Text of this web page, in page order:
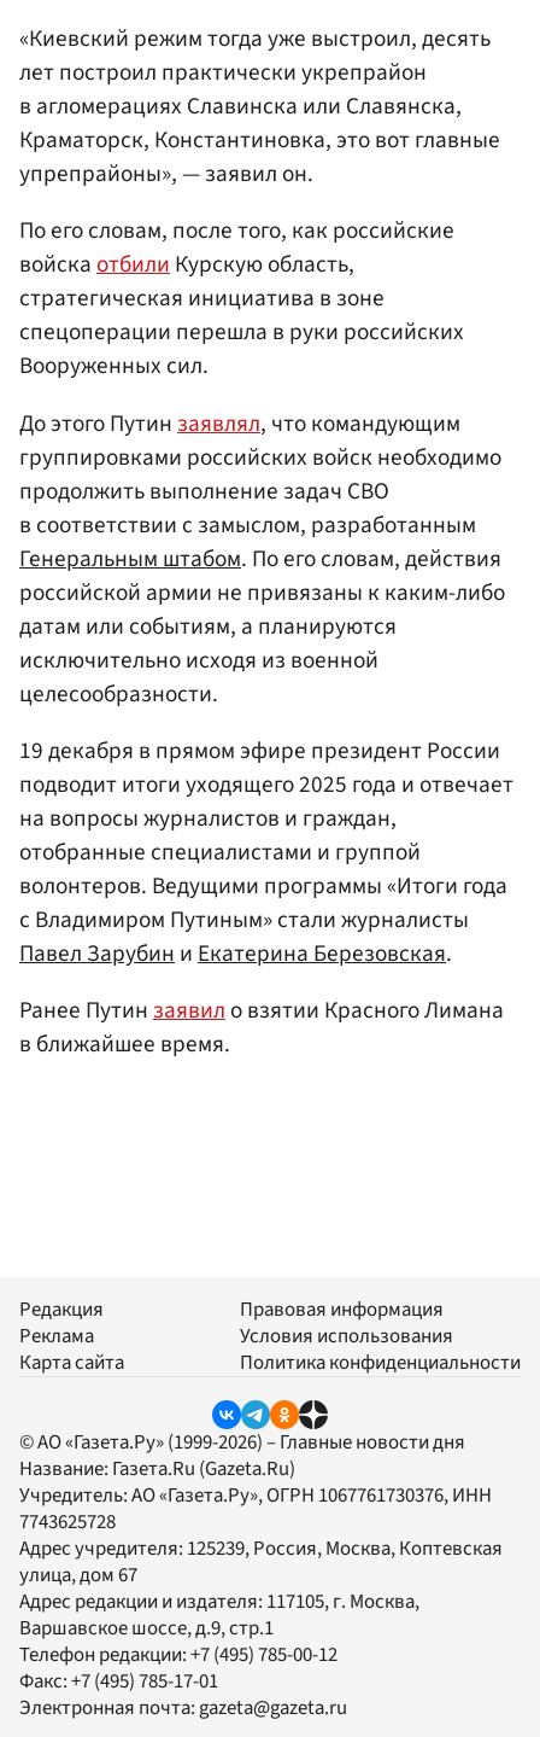
«Киевский режим тогда уже выстроил, десять
лет построил практически укрепрайон
в агломерациях Славинска или Славянска,
Краматорск, Константиновка, это вот главные
упрепрайоны», — заявил он.
По его словам, после того, как российские
войскаотбилиКурскую область,
стратегическая инициатива в зоне
спецоперации перешла в руки российских
Вооруженных сил.
До этого Путин заявлял, что командующим
группировками российских войск необходимо
продолжить выполнение задач СВО
в соответствии с замыслом, разработанным
Генеральным штабом. По его словам, действия
российской армии не привязаны к каким-либо
датам или событиям, а планируются
исключительно исходя из военной
целесообразности.
19 декабря в прямом эфире президент России
подводит итоги уходящего 2025 года и отвечает
на вопросы журналистов и граждан,
отобранные специалистами и группой
волонтеров. Ведущими программы «Итоги года
с Владимиром Путиным» стали журналисты
Павел ЗарубиниЕкатерина Березовская.
Ранее Путинзаявило взятии Красного Лимана
в ближайшее время.
Редакция
Реклама
Карта сайта
Правовая информация
Условия использования
Политика конфиденциальности
© АО «Газета.Ру» (1999-2026) – Главные новости дня
Название: Газета.Ru (Gazeta.Ru)
Учредитель:АО «Газета.Ру», ОГРН 1067761730376, ИНН
7743625728
Адрес учредителя: 125239, Россия, Москва, Коптевская
улица, дом 67
Адрес редакции и издателя: 117105, г. Москва,
Варшавское шоссе, д.9, стр.1
Телефон редакции:+7 (495) 785-00-12
Факс:+7 (495) 785-17-01
Электронная почта:gazeta@gazeta.ru